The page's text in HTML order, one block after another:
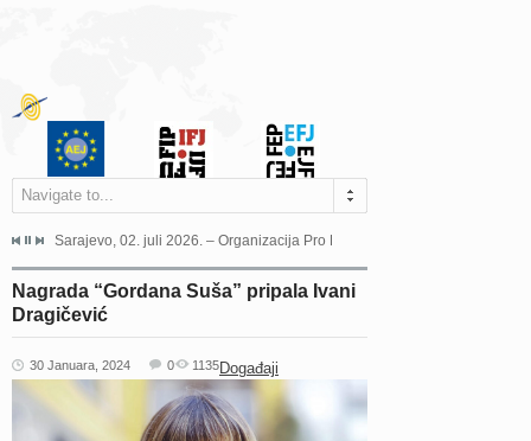
Navigate to...
Grada Sarajeva povodom Dana Sarajeva dugogodišnjoj...
Sarajevo, 02. juli 2026. – Organizacija Pro Educa juče je uspješno
Nagrada “Gordana Suša” pripala Ivani
Dragičević
30 Januara, 2024 Događaji
0 1135